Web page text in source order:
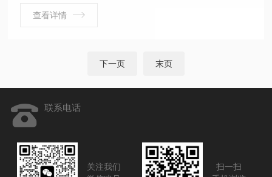
查看详情
下一页 末页
联系电话
关注我们
扫一扫